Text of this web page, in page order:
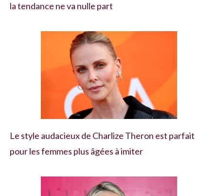
la tendance ne va nulle part
Le style audacieux de Charlize Theron est parfait
pour les femmes plus âgées à imiter